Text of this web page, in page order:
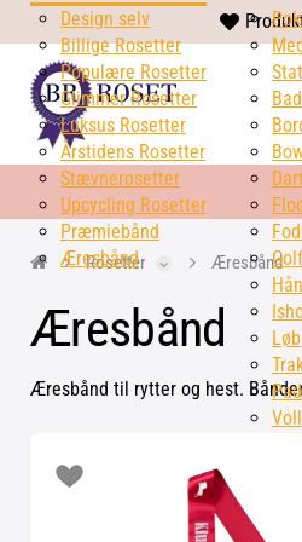
heart
solid
Design selv
Billige Rosetter
Populære Rosetter
Glimmer Rosetter
Luksus Rosetter
Årstidens Rosetter
Stævnerosetter
Upcycling Rosetter
Præmiebånd
Æresbånd
Dart
Golf
Løb
Rosetter Æresbånd
Æresbånd
Æresbånd til rytter og hest.